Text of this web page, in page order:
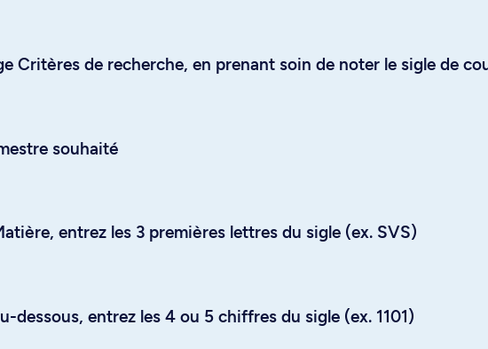
Critères de recherche, en prenant soin de noter le sigle de
souhaité
entrez les 3 premières lettres du sigle (ex. SVS)
dessous, entrez les 4 ou 5 chiffres du sigle (ex. 1101)